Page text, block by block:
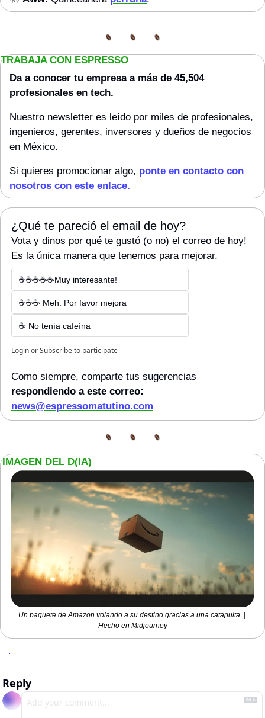
TRABAJA CON ESPRESSO
Da a conocer tu empresa a más de 45,504
profesionales en tech.
Nuestro newsletter es leído por miles de profesionales,
ingenieros, gerentes, inversores y dueños de negocios
en México.
Si quieres promocionar algo, ponte en contacto con
nosotros con este enlace.
¿Qué te pareció el email de hoy?
Vota y dinos por qué te gustó (o no) el correo de hoy!
Es la única manera que tenemos para mejorar.
☕☕☕☕☕Muy interesante!
☕☕☕ Meh. Por favor mejora
☕ No tenía cafeína
LoginorSubscribeto participate
Como siempre, comparte tus sugerencias
news@espressomatutino.com
IMAGEN DEL D(IA)
Un paquete de Amazon volando a su destino gracias a una catapulta. |
Hecho en Midjourney
Reply